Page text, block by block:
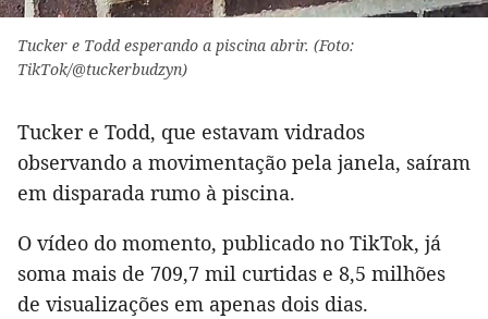
Tucker e Todd esperando a piscina abrir. (Foto:
TikTok/@tuckerbudzyn)
Tucker e Todd, que estavam vidrados
observando a movimentação pela janela, saíram
em disparada rumo à piscina.
O vídeo do momento, publicado no TikTok, já
soma mais de 709,7 mil curtidas e 8,5 milhões
de visualizações em apenas dois dias.